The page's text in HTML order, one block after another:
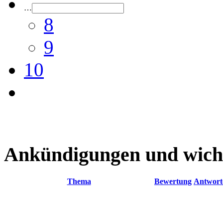
…
8
9
10
Ankündigungen und
Thema Bewertung